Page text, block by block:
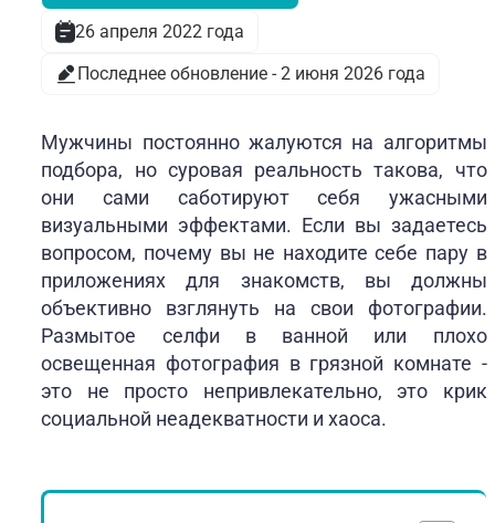
26 апреля 2022 года
Последнее обновление - 2 июня 2026 года
Мужчины постоянно жалуются на алгоритмы
подбора, но суровая реальность такова, что
они сами саботируют себя ужасными
визуальными эффектами. Если вы задаетесь
вопросом, почему вы не находите себе пару в
приложениях для знакомств, вы должны
объективно взглянуть на свои фотографии.
Размытое селфи в ванной или плохо
освещенная фотография в грязной комнате -
это не просто непривлекательно, это крик
социальной неадекватности и хаоса.